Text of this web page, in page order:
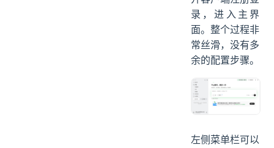
录，进入主界
面。整个过程非
常丝滑，没有多
余的配置步骤。
左侧菜单栏可以